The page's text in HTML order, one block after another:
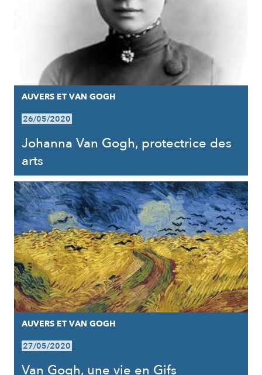
AUVERS ET VAN GOGH
26/05/2020
Johanna Van Gogh, protectrice des
arts
AUVERS ET VAN GOGH
27/05/2020
Van Gogh, une vie en Gifs